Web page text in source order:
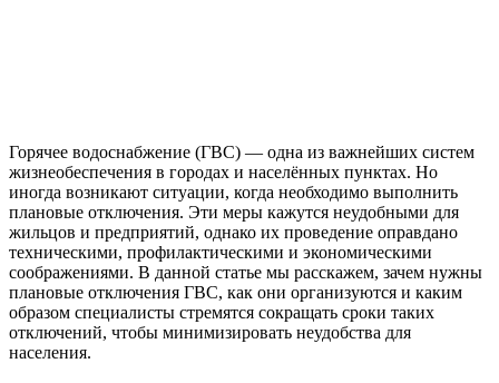
Горячее водоснабжение (ГВС) — одна из важнейших систем
жизнеобеспечения в городах и населённых пунктах. Но
иногда возникают ситуации, когда необходимо выполнить
плановые отключения. Эти меры кажутся неудобными для
жильцов и предприятий, однако их проведение оправдано
техническими, профилактическими и экономическими
соображениями. В данной статье мы расскажем, зачем нужны
плановые отключения ГВС, как они организуются и каким
образом специалисты стремятся сокращать сроки таких
отключений, чтобы минимизировать неудобства для
населения.